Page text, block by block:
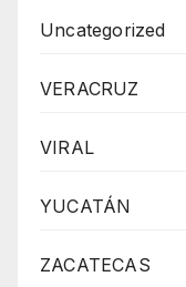
Uncategorized
VERACRUZ
VIRAL
YUCATÁN
ZACATECAS